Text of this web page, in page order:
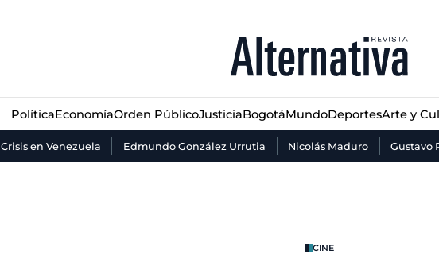
PolíticaEconomíaOrden PúblicoJusticiaBogotáMundoDeportesArte y
Crisis en Venezuela Edmundo González Urrutia Nicolás Maduro Gustavo
JusticiaBogotáMundo Deportes Arte y
CINE